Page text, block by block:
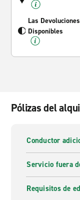
Las
Disponibles
Pólizas del
Conductor
Servicio fuera
Requisitos de